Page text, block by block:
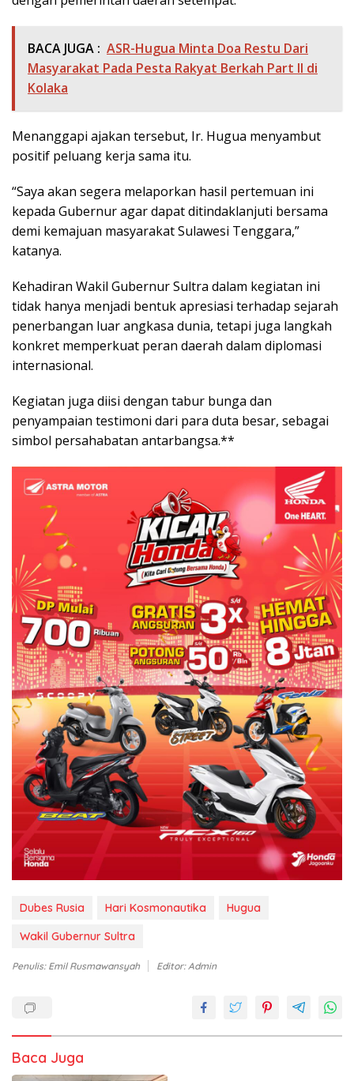
BACA JUGA : ASR-Hugua Minta Doa Restu Dari
Masyarakat Pada Pesta Rakyat Berkah Part II di
Kolaka
Menanggapi ajakan tersebut, Ir. Hugua menyambut
positif peluang kerja sama itu.
“Saya akan segera melaporkan hasil pertemuan ini
kepada Gubernur agar dapat ditindaklanjuti bersama
demi kemajuan masyarakat Sulawesi Tenggara,”
katanya.
Kehadiran Wakil Gubernur Sultra dalam kegiatan ini
tidak hanya menjadi bentuk apresiasi terhadap sejarah
penerbangan luar angkasa dunia, tetapi juga langkah
konkret memperkuat peran daerah dalam diplomasi
internasional.
Kegiatan juga diisi dengan tabur bunga dan
penyampaian testimoni dari para duta besar, sebagai
simbol persahabatan antarbangsa.**
Dubes Rusia Hari Kosmonautika
Hugua
Wakil Gubernur Sultra
Penulis: Emil Rusmawansyah Editor: Admin
Baca Juga